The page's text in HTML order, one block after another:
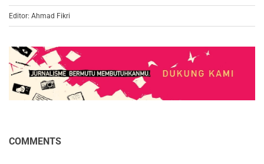
Editor: Ahmad Fikri
COMMENTS